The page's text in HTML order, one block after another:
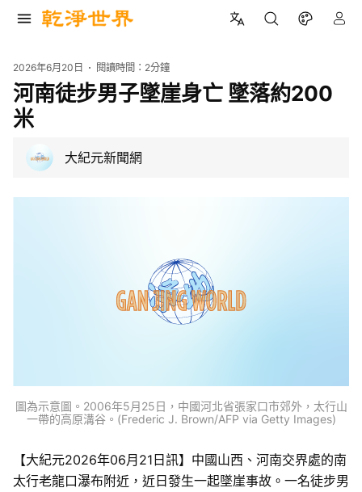
2026年6月20日 閱讀時間： 2分鐘
河南徒步男子墜崖身亡 墜落約200
米
大紀元新聞網
圖為示意圖。2006年5月25日，中國河北省張家口市郊外，太行山
一帶的高原溝谷。(Frederic J. Brown/AFP via Getty Images)
【大紀元2026年06月21日訊】中國山西、河南交界處的南
太行老龍口瀑布附近，近日發生一起墜崖事故。一名徒步男